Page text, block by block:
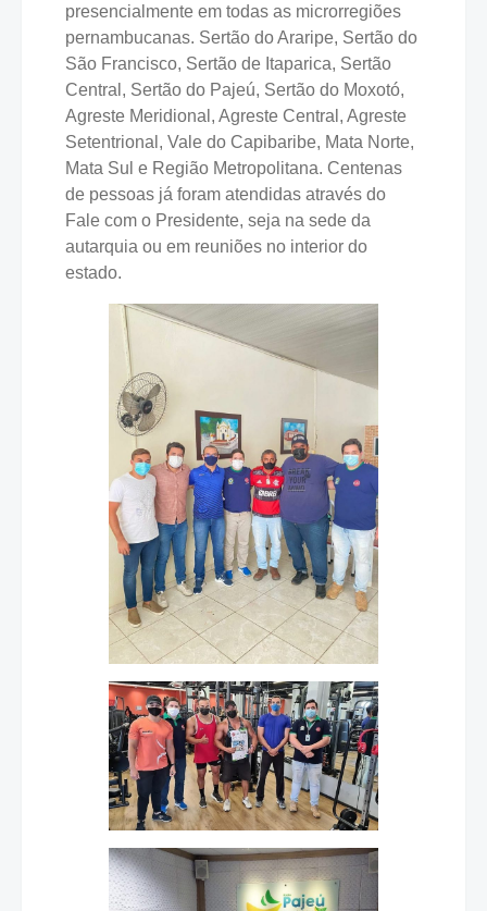
presencialmente em todas as microrregiões
pernambucanas. Sertão do Araripe, Sertão do
São Francisco, Sertão de Itaparica, Sertão
Central, Sertão do Pajeú, Sertão do Moxotó,
Agreste Meridional, Agreste Central, Agreste
Setentrional, Vale do Capibaribe, Mata Norte,
Mata Sul e Região Metropolitana. Centenas
de pessoas já foram atendidas através do
Fale com o Presidente, seja na sede da
autarquia ou em reuniões no interior do
estado.